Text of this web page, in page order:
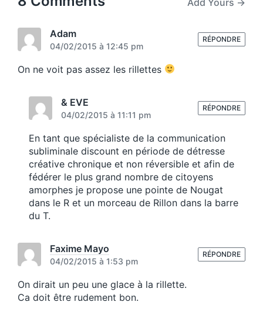
s
o
s
t
Adam
04/02/2015 à 12:45 pm
On ne voit pas assez les rillettes
RÉPONDRE
& EVE
04/02/2015 à 11:11 pm
En tant que spécialiste de la communication
subliminale discount en période de détresse
créative chronique et non réversible et afin de
fédérer le plus grand nombre de citoyens
amorphes je propose une pointe de Nougat
dans le R et un morceau de Rillon dans la barre
du T.
RÉPONDRE
Faxime Mayo
04/02/2015 à 1:53 pm
On dirait un peu une glace à la rillette.
Ca doit être rudement bon.
RÉPONDRE